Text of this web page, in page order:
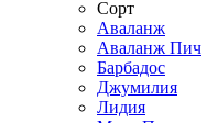
Сорт
Аваланж
Аваланж Пич
Барбадос
Джумилия
Лидия